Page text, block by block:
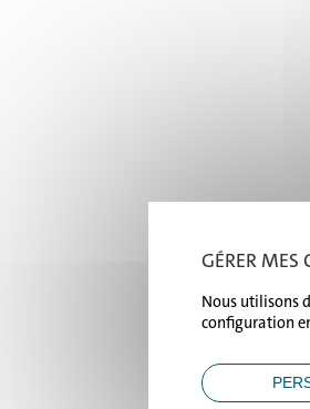
GÉRER MES
Nous utilisons
configuration